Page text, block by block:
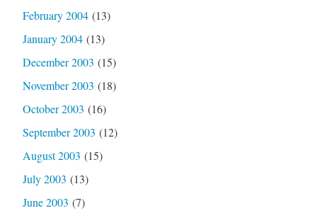
February 2004(13)
January 2004(13)
December 2003 (15)
November 2003 (18)
October 2003 (16)
September 2003 (12)
August 2003 (15)
July 2003 (13)
June 2003 (7)